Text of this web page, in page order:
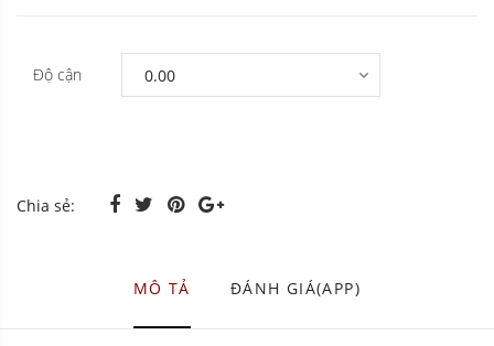
Độ cận
Chia sẻ:
MÔ TẢ ĐÁNH GIÁ(APP)